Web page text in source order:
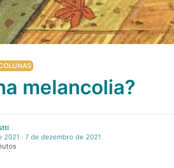
melancolia?
2021 ‧ 7 de dezembro de 2021